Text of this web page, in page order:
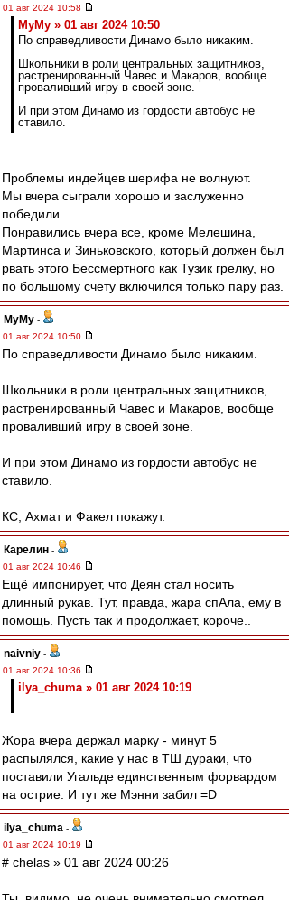
01 авг 2024 10:58
МуМу » 01 авг 2024 10:50
По справедливости Динамо было никаким.
Школьники в роли центральных защитников,
растренированный Чавес и Макаров, вообще
проваливший игру в своей зоне.
И при этом Динамо из гордости автобус не
ставило.
Проблемы индейцев шерифа не волнуют.
Мы вчера сыграли хорошо и заслуженно
победили.
Понравились вчера все, кроме Мелешина,
Мартинса и Зиньковского, который должен был
рвать этого Бессмертного как Тузик грелку, но
по большому счету включился только пару раз.
МуМу -
01 авг 2024 10:50
По справедливости Динамо было никаким.
Школьники в роли центральных защитников,
растренированный Чавес и Макаров, вообще
проваливший игру в своей зоне.
И при этом Динамо из гордости автобус не
ставило.
КС, Ахмат и Факел покажут.
Карелин -
01 авг 2024 10:46
Ещё импонирует, что Деян стал носить
длинный рукав. Тут, правда, жара спАла, ему в
помощь. Пусть так и продолжает, короче..
naivniy -
01 авг 2024 10:36
ilya_chuma » 01 авг 2024 10:19
Жора вчера держал марку - минут 5
распылялся, какие у нас в ТШ дураки, что
поставили Угальде единственным форвардом
на острие. И тут же Мэнни забил =D
ilya_chuma -
01 авг 2024 10:19
# chelas » 01 авг 2024 00:26